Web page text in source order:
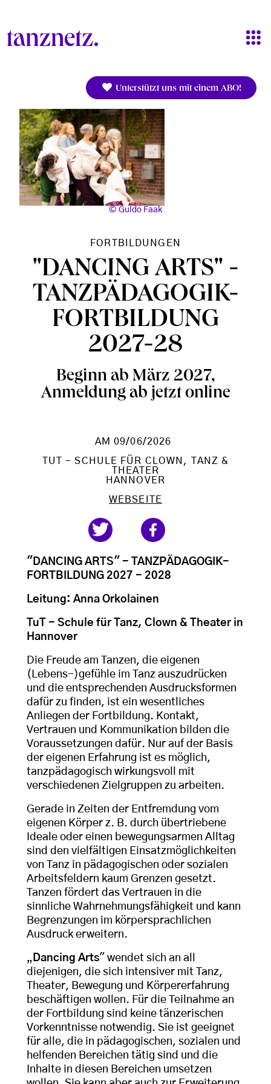
Unterstützt uns mit einem ABO!
Guido Faak
FORTBILDUNGEN
"DANCING ARTS" -
TANZPÄDAGOGIK-
FORTBILDUNG
2027-28
Beginn ab März 2027,
Anmeldung ab jetzt online
AM 09/06/2026
TUT - SCHULE FÜR CLOWN, TANZ &
THEATER
HANNOVER
WEBSEITE
"DANCING ARTS" - TANZPÄDAGOGIK-
FORTBILDUNG 2027 - 2028
Leitung: Anna Orkolainen
TuT - Schule für Tanz, Clown & Theater in
Hannover
Die Freude am Tanzen, die eigenen
(Lebens-)gefühle im Tanz auszudrücken
und die entsprechenden Ausdrucksformen
dafür zu finden, ist ein wesentliches
Anliegen der Fortbildung. Kontakt,
Vertrauen und Kommunikation bilden die
Voraussetzungen dafür. Nur auf der Basis
der eigenen Erfahrung ist es möglich,
tanzpädagogisch wirkungsvoll mit
verschiedenen Zielgruppen zu arbeiten.
Gerade in Zeiten der Entfremdung vom
eigenen Körper z. B. durch übertriebene
Ideale oder einen bewegungsarmen Alltag
sind den vielfältigen Einsatzmöglichkeiten
von Tanz in pädagogischen oder sozialen
Arbeitsfeldern kaum Grenzen gesetzt.
Tanzen fördert das Vertrauen in die
sinnliche Wahrnehmungsfähigkeit und kann
Begrenzungen im körpersprachlichen
Ausdruck erweitern.
„ Dancing Arts" wendet sich an all
diejenigen, die sich intensiver mit Tanz,
Theater, Bewegung und Körpererfahrung
beschäftigen wollen. Für die Teilnahme an
der Fortbildung sind keine tänzerischen
Vorkenntnisse notwendig. Sie ist geeignet
für alle, die in pädagogischen, sozialen und
helfenden Bereichen tätig sind und die
Inhalte in diesen Bereichen umsetzen